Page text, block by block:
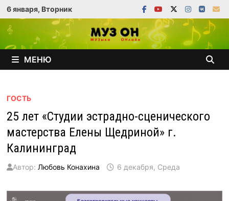
Перейти
к
содержимому
6 января, Вторник
МЕНЮ
ГОСТЬ
25 лет «Студии эстрадно-сценического
мастерства Елены Щедриной» г.
Калининград
Автор: Любовь Конахина 6 декабря, Среда